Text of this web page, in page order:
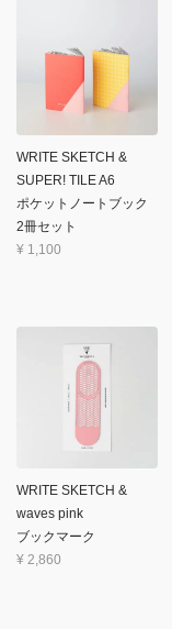
WRITE SKETCH &
SUPER! TILE A6
ポケットノートブック
2冊セット
¥ 1,100
WRITE SKETCH &
waves pink
ブックマーク
¥ 2,860